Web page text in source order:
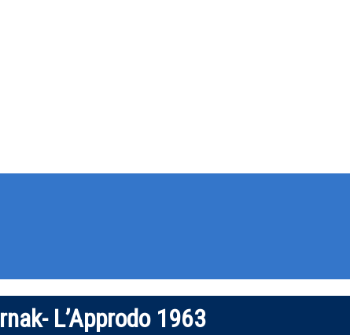
L’Approdo 1963